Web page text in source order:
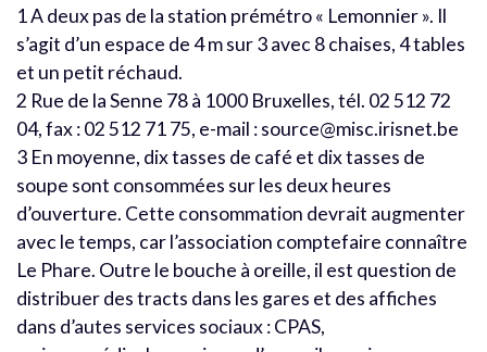
1 A deux pas de la station prémétro « Lemonnier ». Il
s’agit d’un espace de 4 m sur 3 avec 8 chaises, 4 tables
et un petit réchaud.
2 Rue de la Senne 78 à 1000 Bruxelles, tél. 02 512 72
04, fax : 02 512 71 75, e-mail : source@misc.irisnet.be
3 En moyenne, dix tasses de café et dix tasses de
soupe sont consommées sur les deux heures
d’ouverture. Cette consommation devrait augmenter
avec le temps, car l’association comptefaire connaître
Le Phare. Outre le bouche à oreille, il est question de
distribuer des tracts dans les gares et des affiches
dans d’autes services sociaux : CPAS,